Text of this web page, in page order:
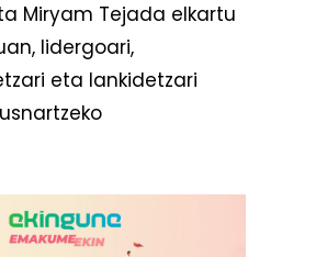
Miryam Tejada elkartu
lidergoari,
eta lankidetzari